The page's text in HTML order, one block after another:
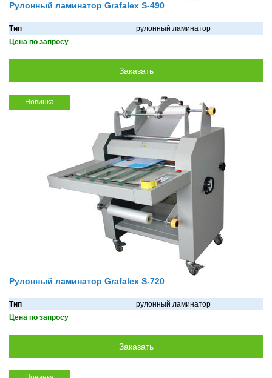
Рулонный ламинатор Grafalex S-490
Тип
рулонный ламинатор
Цена по запросу
Новинка
Рулонный ламинатор Grafalex S-720
Тип
рулонный ламинатор
Цена по запросу